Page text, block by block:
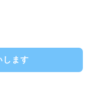
します